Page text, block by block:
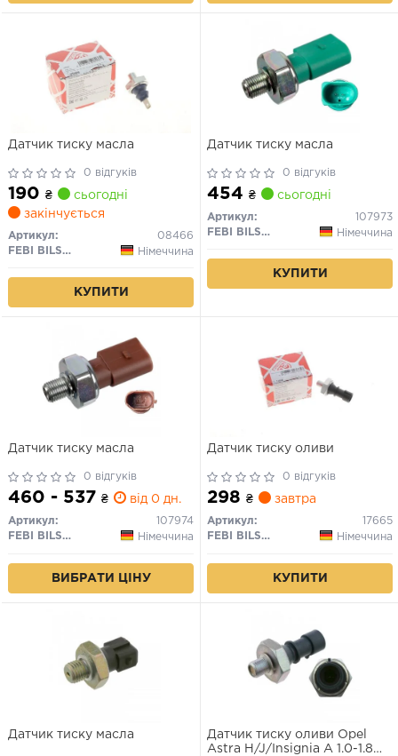
Датчик тиску масла
0 відгуків
190 ₴
сьогодні
закінчується
Артикул:
08466
FEBI BILSTEIN
Німеччина
КУПИТИ
Датчик тиску масла
0 відгуків
454 ₴ сьогодні
Артикул:
107973
FEBI BILSTEIN
Німеччина
КУПИТИ
Датчик тиску масла
0 відгуків
460 - 537 ₴ від 0 дн.
Артикул:
107974
FEBI BILSTEIN
Німеччина
ВИБРАТИ ЦІНУ
Датчик тиску оливи
0 відгуків
298 ₴ завтра
Артикул:
17665
FEBI BILSTEIN
Німеччина
КУПИТИ
Датчик тиску масла
Датчик тиску оливи Opel
Astra H/J/Insignia A 1.0-1.8